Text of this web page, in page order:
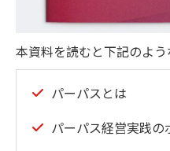
本資料を読むと下記のよう
パーパスとは
パーパス経営実践の